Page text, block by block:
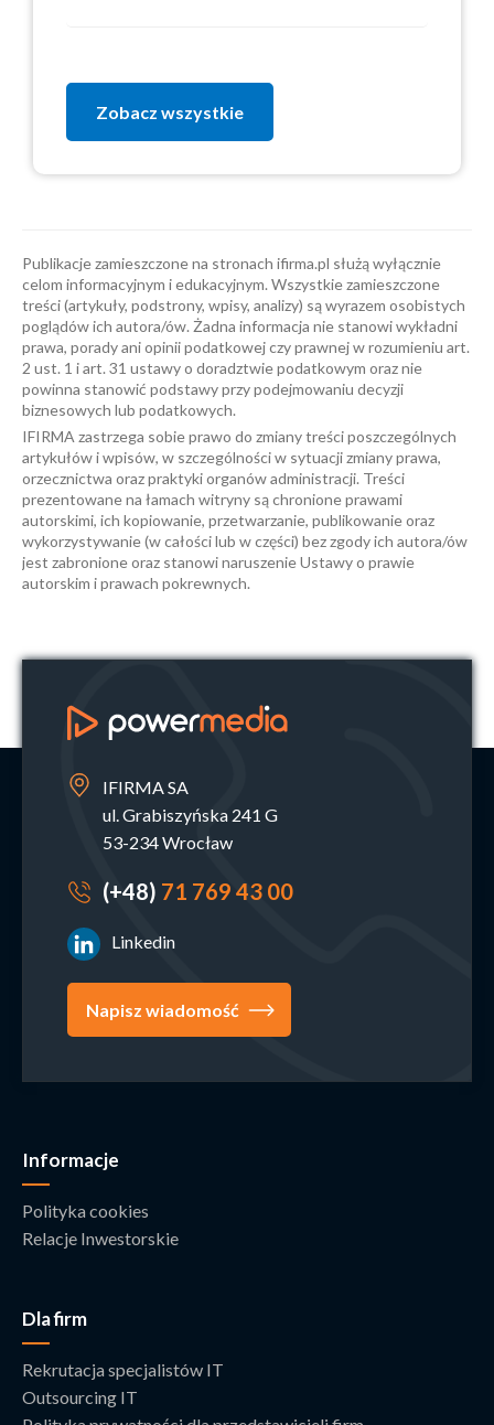
Zobacz wszystkie
Publikacje zamieszczone na stronach ifirma.pl służą wyłącznie
celom informacyjnym i edukacyjnym. Wszystkie zamieszczone
treści (artykuły, podstrony, wpisy, analizy) są wyrazem osobistych
poglądów ich autora/ów. Żadna informacja nie stanowi wykładni
prawa, porady ani opinii podatkowej czy prawnej w rozumieniu art.
2 ust. 1 i art. 31 ustawy o doradztwie podatkowym oraz nie
powinna stanowić podstawy przy podejmowaniu decyzji
biznesowych lub podatkowych.
IFIRMA zastrzega sobie prawo do zmiany treści poszczególnych
artykułów i wpisów, w szczególności w sytuacji zmiany prawa,
orzecznictwa oraz praktyki organów administracji. Treści
prezentowane na łamach witryny są chronione prawami
autorskimi, ich kopiowanie, przetwarzanie, publikowanie oraz
wykorzystywanie (w całości lub w części) bez zgody ich autora/ów
jest zabronione oraz stanowi naruszenie Ustawy o prawie
autorskim i prawach pokrewnych.
IFIRMA SA
ul. Grabiszyńska 241 G
53-234 Wrocław
(+48) 71 769 43 00
Linkedin
Napisz wiadomość
Informacje
Polityka cookies
Relacje Inwestorskie
Dla firm
Rekrutacja specjalistów IT
Outsourcing IT